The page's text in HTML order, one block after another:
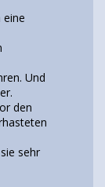
eine
Und
den
sehr